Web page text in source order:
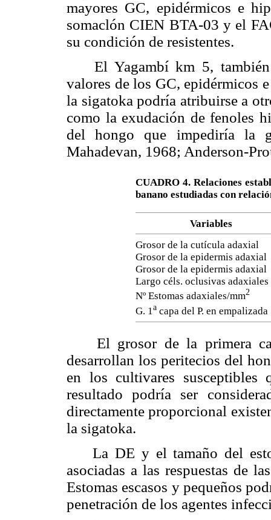
mayores GC, epidérmicos e
somaclón CIEN BTA-03 y el
su condición de resistentes.
El Yagambí km 5, también
valores de los GC, epidérmicos
la sigatoka podría atribuirse a
como la exudación de fenoles
del hongo que impediría la
Mahadevan, 1968; Anderson-
CUADRO 4. Relaciones
banano estudiadas con
Variables
Grosor de la cutícula adaxial
Grosor de la epidermis adaxial
Grosor de la epidermis adaxial
Largo céls. oclusivas adaxiales
Nº Estomas adaxiales/mm2
G. 1a capa del P. en empalizada
El grosor de la primera
desarrollan los peritecios del
en los cultivares susceptibles
resultado podría ser
directamente proporcional
la sigatoka.
La DE y el tamaño del
asociadas a las respuestas de
Estomas escasos y pequeños
penetración de los agentes